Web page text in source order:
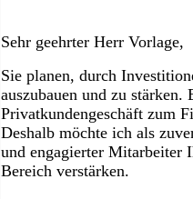
Sehr geehrter Herr Vorlage,
Sie planen, durch
auszubauen und zu stärken.
Privatkundengeschäft zum
Deshalb möchte ich als
und engagierter Mitarbeiter
Bereich verstärken.